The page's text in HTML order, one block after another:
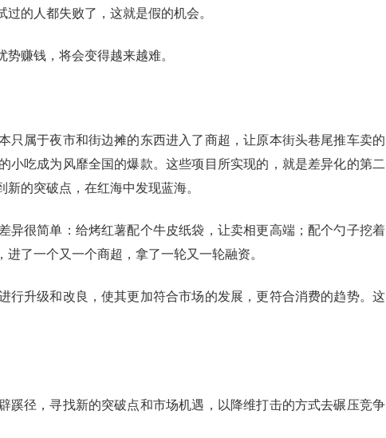
的人都失败了，这就是假的机会。
赚钱，将会变得越来越难。
只属于夜市和街边摊的东西进入了商超，让原本街头巷尾推车卖的
小吃成为风靡全国的爆款。这些项目所实现的，就是差异化的第二
的突破点，在红海中发现蓝海。
异很简单：给烤红薯配个牛皮纸袋，让卖相更高端；配个勺子挖着
了一个又一个商超，拿了一轮又一轮融资。
行升级和改良，使其更加符合市场的发展，更符合消费的趋势。这
蹊径，寻找新的突破点和市场机遇，以降维打击的方式去碾压竞争